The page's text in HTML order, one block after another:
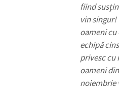
fiind
vin singur!
oameni cu
echipă
privesc cu
oameni
noiembrie